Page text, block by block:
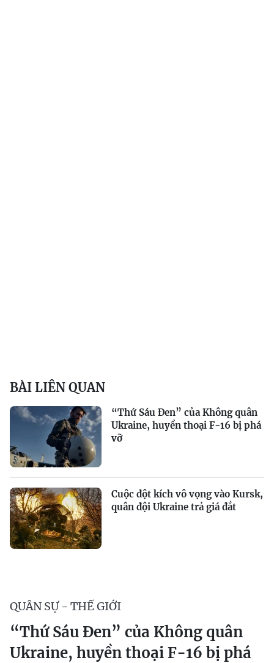
BÀI LIÊN QUAN
“Thứ Sáu Đen” của Không quân
Ukraine, huyền thoại F-16 bị phá
vỡ
Cuộc đột kích vô vọng vào Kursk,
quân đội Ukraine trả giá đắt
QUÂN SỰ - THẾ GIỚI
“Thứ Sáu Đen” của Không quân
Ukraine, huyền thoại F-16 bị phá